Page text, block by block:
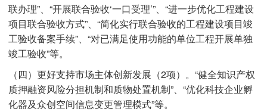
联办理”、“开展联合验收‘一口受理’”、“进一步优化工程建设
项目联合验收方式”、“简化实行联合验收的工程建设项目竣
工验收备案手续”、“对已满足使用功能的单位工程开展单独
竣工验收”等。
（四）更好支持市场主体创新发展（2项）。“健全知识产权
质押融资风险分担机制和质物处置机制”、“优化科技企业孵
化器及众创空间信息变更管理模式”等。